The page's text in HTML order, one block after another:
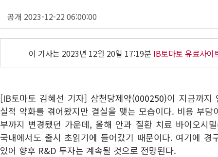
공개 2023-12-22 06:00:00
이 기사는 2023년 12월 20일 17:19분 IB토마토 유료사이
[IB토마토 김혜선 기자] 삼천당제약(000250)이 지금까지
실적 악화를 겪어왔지만 결실을 맺는 모습이다. 비용 부담
부까지 변경됐던 가운데, 올해 안과 질환 치료 바이오시
국내에서도 출시 초읽기에 들어갔기 때문이다. 여기에 경
있어 향후 R&D 투자는 계속될 것으로 전망된다.